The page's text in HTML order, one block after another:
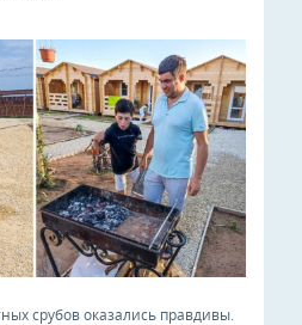
срубов оказались правдивы.